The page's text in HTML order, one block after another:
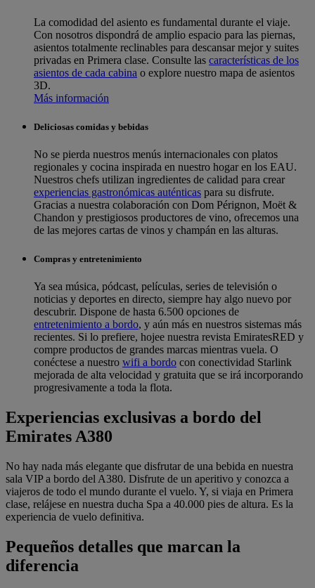
La comodidad del asiento es fundamental durante el viaje.
Con nosotros dispondrá de amplio espacio para las piernas,
asientos totalmente reclinables para descansar mejor y suites
privadas en Primera clase. Consulte las características de los
asientos de cada cabina o explore nuestro mapa de asientos
3D.
Más información
Deliciosas comidas y bebidas
No se pierda nuestros menús internacionales con platos
regionales y cocina inspirada en nuestro hogar en los EAU.
Nuestros chefs utilizan ingredientes de calidad para crear
experiencias gastronómicas auténticas para su disfrute.
Gracias a nuestra colaboración con Dom Pérignon, Moët &
Chandon y prestigiosos productores de vino, ofrecemos una
de las mejores cartas de vinos y champán en las alturas.
Compras y entretenimiento
Ya sea música, pódcast, películas, series de televisión o
noticias y deportes en directo, siempre hay algo nuevo por
descubrir. Dispone de hasta 6.500 opciones de
entretenimiento a bordo, y aún más en nuestros sistemas más
recientes. Si lo prefiere, hojee nuestra revista EmiratesRED y
compre productos de grandes marcas mientras vuela. O
conéctese a nuestro wifi a bordo con conectividad Starlink
mejorada de alta velocidad y gratuita que se irá incorporando
progresivamente a toda la flota.
Experiencias exclusivas a bordo del
Emirates A380
No hay nada más elegante que disfrutar de una bebida en nuestra
sala VIP a bordo del A380. Disfrute de un aperitivo y conozca a
viajeros de todo el mundo durante el vuelo. Y, si viaja en Primera
clase, relájese en nuestra ducha Spa a 40.000 pies de altura. Es la
experiencia de vuelo definitiva.
Pequeños detalles que marcan la
diferencia